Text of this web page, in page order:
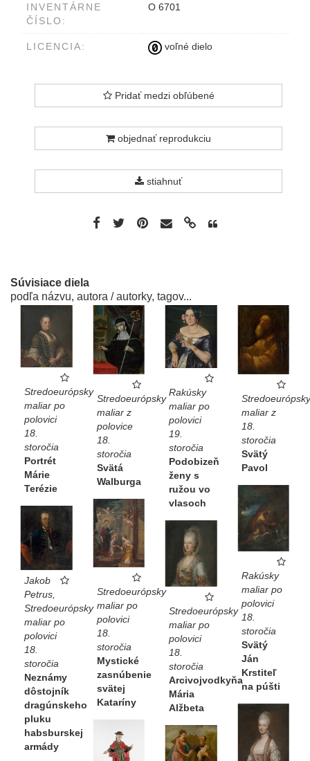
INVENTÁRNE
ČÍSLO:
O 6701
LICENCIA: voľné dielo
Pridať medzi obľúbené
objednať reprodukciu
stiahnuť
Súvisiace diela
podľa názvu, autora / autorky, tagov...
Stredoeurópsky
maliar po
polovici
18.
storočia
Portrét
Márie
Terézie
Stredoeurópsky
maliar z
polovice
18.
storočia
Svätá
Walburga
Rakúsky
maliar po
polovici
19.
storočia
Podobizeň
ženy s
ružou vo
vlasoch
Stredoeurópsky
maliar z
18.
storočia
Svätý
Pavol
Rakúsky
maliar po
polovici
18.
storočia
Svätý
Ján
Krstiteľ
na púšti
Stredoeurópsky
maliar po
polovici
18.
storočia
Mystické
zasnúbenie
svätej
Kataríny
Jakob
Petrus,
Stredoeurópsky
maliar po
polovici
18.
storočia
Neznámy
dôstojník
dragúnskeho
pluku
habsburskej
armády
Stredoeurópsky
maliar po
polovici
18.
storočia
Arcivojvodkyňa
Mária
Alžbeta